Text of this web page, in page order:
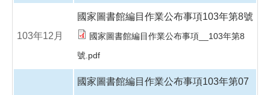
103年12月
國家圖書館編目作業公布事項103年第8號
國家圖書館編目作業公布事項__103年第8
號.pdf
國家圖書館編目作業公布事項103年第07